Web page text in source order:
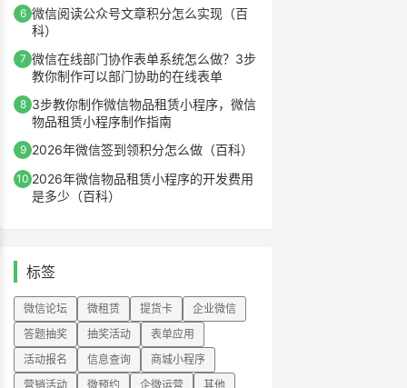
6 微信阅读公众号文章积分怎么实现（百
科）
7 微信在线部门协作表单系统怎么做？3步
教你制作可以部门协助的在线表单
8 3步教你制作微信物品租赁小程序，微信
物品租赁小程序制作指南
9 2026年微信签到领积分怎么做（百科）
10 2026年微信物品租赁小程序的开发费用
是多少（百科）
标签
微信论坛 微租赁 提货卡
企业微信
答题抽奖
抽奖活动
表单应用
活动报名
信息查询
商城小程序
营销活动
微预约 企微运营 其他